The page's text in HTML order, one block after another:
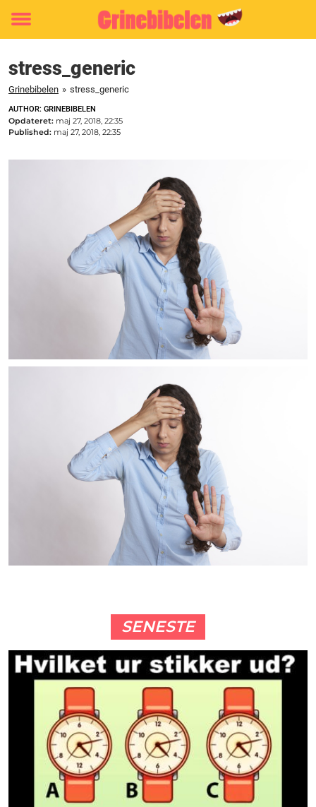
Toggle
stress_generic
Grinebibelen » stress_generic
AUTHOR: GRINEBIBELEN
Opdateret: maj 27, 2018, 22:35
Published: maj 27, 2018, 22:35
SENESTE